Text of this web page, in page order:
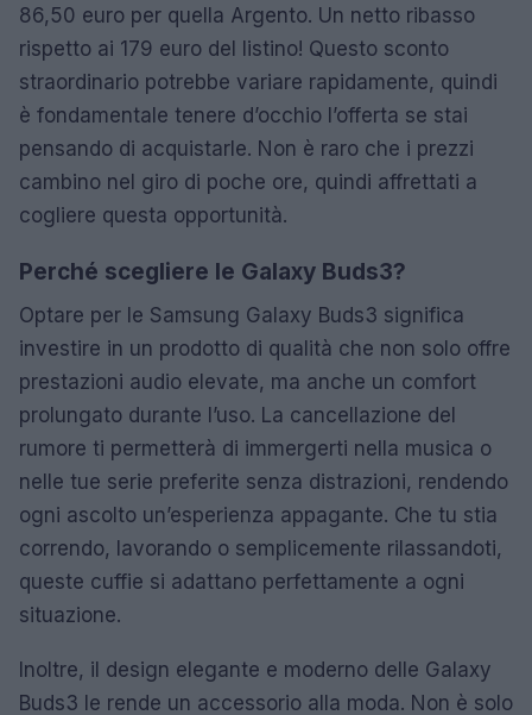
86,50 euro per quella Argento. Un netto ribasso
rispetto ai 179 euro del listino! Questo sconto
straordinario potrebbe variare rapidamente, quindi
è fondamentale tenere d’occhio l’offerta se stai
pensando di acquistarle. Non è raro che i prezzi
cambino nel giro di poche ore, quindi affrettati a
cogliere questa opportunità.
Perché scegliere le Galaxy Buds3?
Optare per le Samsung Galaxy Buds3 significa
investire in un prodotto di qualità che non solo offre
prestazioni audio elevate, ma anche un comfort
prolungato durante l’uso. La cancellazione del
rumore ti permetterà di immergerti nella musica o
nelle tue serie preferite senza distrazioni, rendendo
ogni ascolto un’esperienza appagante. Che tu stia
correndo, lavorando o semplicemente rilassandoti,
queste cuffie si adattano perfettamente a ogni
situazione.
Inoltre, il design elegante e moderno delle Galaxy
Buds3 le rende un accessorio alla moda. Non è solo